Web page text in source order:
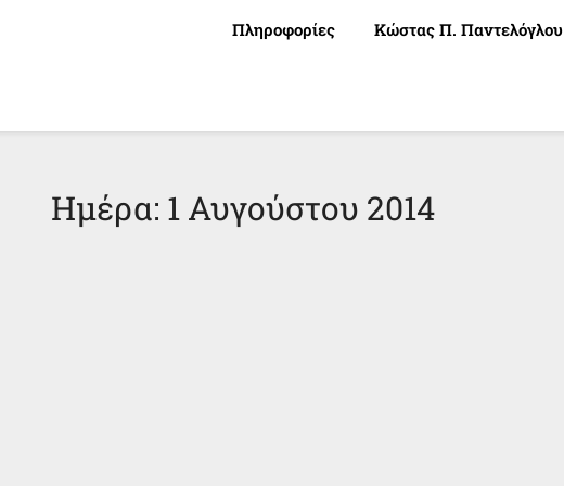
Πληροφορίες Κώστας Π. Παντελόγλου
Ημέρα: 1 Αυγούστου 2014